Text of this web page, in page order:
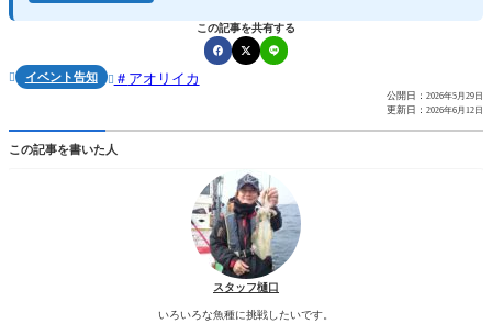
この記事を共有する
 イベント告知  アオリイカ
公開日： 2026年5月29日
更新日： 2026年6月12日
この記事を書いた人
スタッフ樋口
いろいろな魚種に挑戦したいです。